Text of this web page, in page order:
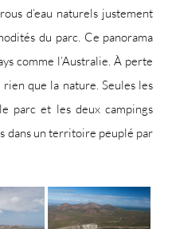
d’eau naturels justement
du parc. Ce panorama
comme l’Australie. À perte
que la nature. Seules les
parc et les deux campings
dans un territoire peuplé par